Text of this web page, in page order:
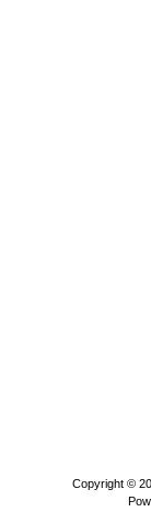
Copyright ©